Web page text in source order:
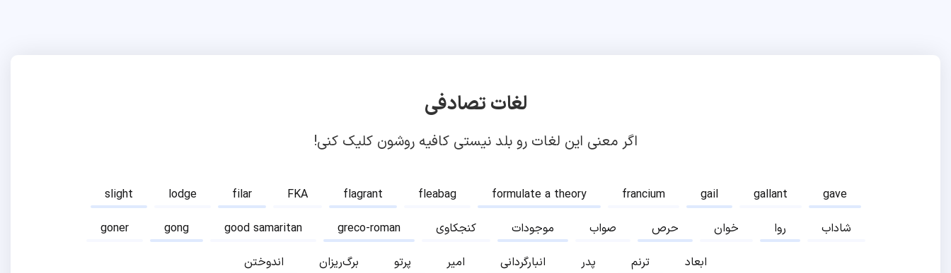
لغات تصادفی
اگر معنی این لغات رو بلد نیستی کافیه روشون کلیک کنی!
slight lodge filar FKA flagrant fleabag formulate a theory francium gail gallant
gave
goner
gong good samaritan greco-roman کنجکاوی موجودات صواب حرص خوان روا
شاداب
اندوختن
برگ‌ریزان پرتو امیر انبارگردانی پدر ترنم ابعاد